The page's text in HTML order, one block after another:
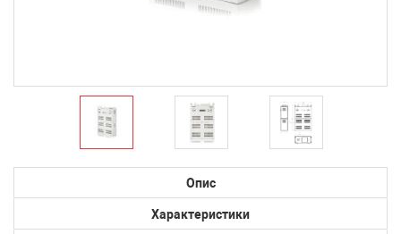
Опис
Характеристики